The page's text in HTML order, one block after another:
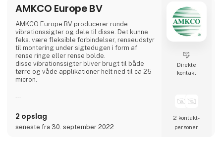
af fødevareforarbejdningsprocessen på en
effektiv måde, hvor de traditionelle
desinfektionsmet
AMKCO Europe BV
AMKCO Europe BV producerer runde
vibrationssigter og dele til disse. Det kunne
feks. være fleksible forbindelser, renseudstyr
til montering under sigtedugen i form af
rense ringe eller rense bolde.
disse vibrationssigter bliver brugt til både
tørre og våde applikationer helt ned til ca 25
micron.
2 opslag
seneste fra 30. september 2022
Direkte
kontakt
2 kontakt­
personer